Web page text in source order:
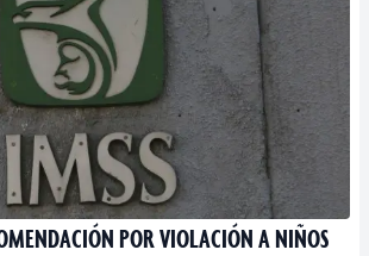
POR VIOLACIÓN A NIÑOS